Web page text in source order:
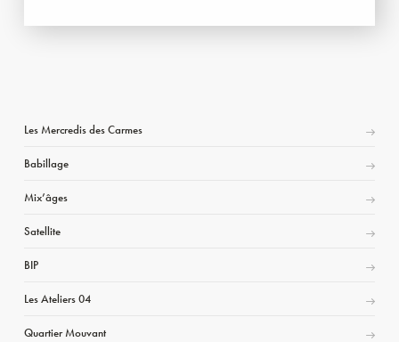
Les Mercredis des Carmes
Babillage
Mix’âges
Satellite
BIP
Les Ateliers 04
Quartier Mouvant